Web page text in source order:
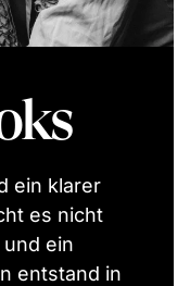
ein klarer
es nicht
ein
entstand in